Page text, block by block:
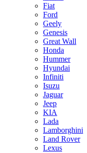
Fiat
Ford
Geely
Genesis
Great Wall
Honda
Hummer
Hyundai
Infiniti
Isuzu
Jaguar
Jeep
KIA
Lada
Lamborghini
Land Rover
Lexus